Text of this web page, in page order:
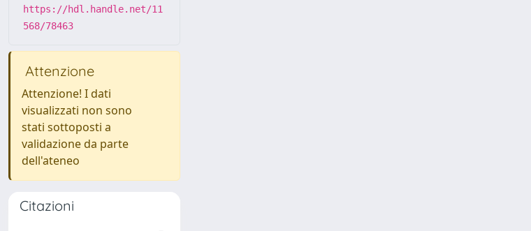
https://hdl.handle.net/11
568/78463
Attenzione
Attenzione! I dati
visualizzati non sono
stati sottoposti a
validazione da parte
dell'ateneo
Citazioni